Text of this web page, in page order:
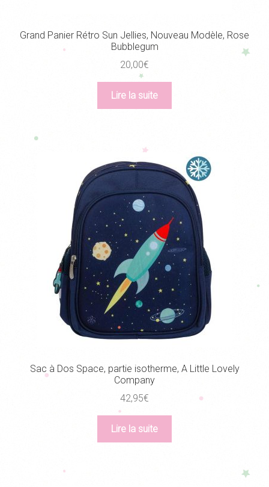
Grand Panier Rétro Sun Jellies, Nouveau Modèle, Rose
Bubblegum
20,00€
Lire la suite
Sac à Dos Space, partie isotherme, A Little Lovely
Company
42,95€
Lire la suite